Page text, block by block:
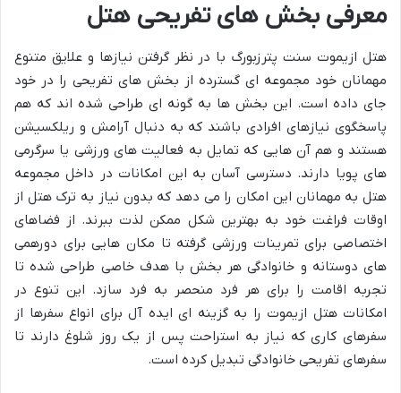
معرفی بخش های تفریحی هتل
هتل ازیموت سنت پترزبورگ با در نظر گرفتن نیازها و علایق متنوع
مهمانان خود مجموعه ای گسترده از بخش های تفریحی را در خود
جای داده است. این بخش ها به گونه ای طراحی شده اند که هم
پاسخگوی نیازهای افرادی باشند که به دنبال آرامش و ریلکسیشن
هستند و هم آن هایی که تمایل به فعالیت های ورزشی یا سرگرمی
های پویا دارند. دسترسی آسان به این امکانات در داخل مجموعه
هتل به مهمانان این امکان را می دهد که بدون نیاز به ترک هتل از
اوقات فراغت خود به بهترین شکل ممکن لذت ببرند. از فضاهای
اختصاصی برای تمرینات ورزشی گرفته تا مکان هایی برای دورهمی
های دوستانه و خانوادگی هر بخش با هدف خاصی طراحی شده تا
تجربه اقامت را برای هر فرد منحصر به فرد سازد. این تنوع در
امکانات هتل ازیموت را به گزینه ای ایده آل برای انواع سفرها از
سفرهای کاری که نیاز به استراحت پس از یک روز شلوغ دارند تا
سفرهای تفریحی خانوادگی تبدیل کرده است.